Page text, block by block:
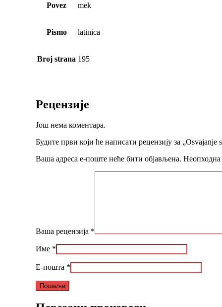
Povez mek
Pismo latinica
Broj strana 195
Рецензије
Још нема коментара.
Будите први који ће написати рецензију за „Osvajanje
Ваша адреса е-поште неће бити објављена. Неопходна
Ваша рецензија *
Име *
Е-пошта *